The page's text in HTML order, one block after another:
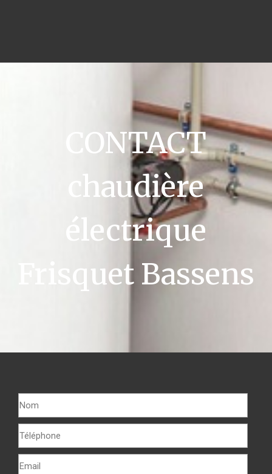
CONTACT
chaudière
électrique
Frisquet Bassens